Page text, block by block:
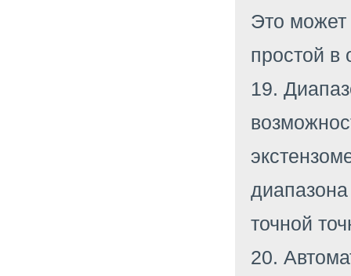
Это
простой в
19.
точной
20.